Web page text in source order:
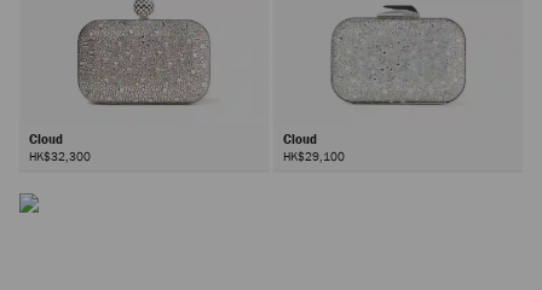
Cloud
HK$32,300
Cloud
HK$29,100